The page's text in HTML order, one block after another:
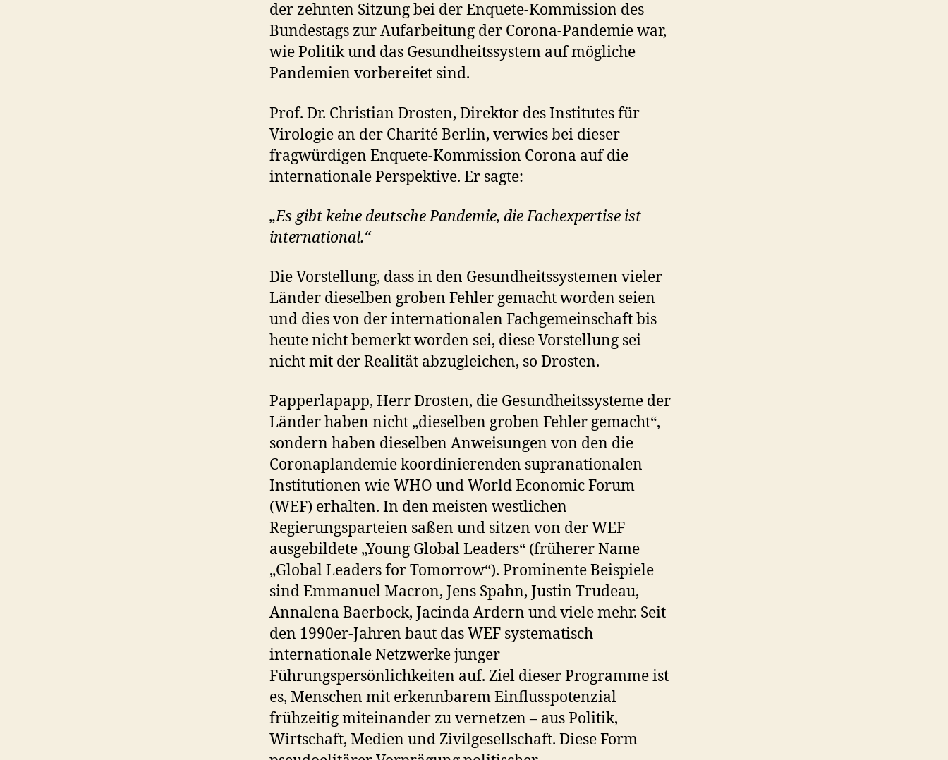
der zehnten Sitzung bei der Enquete-Kommission des
Bundestags zur Aufarbeitung der Corona-Pandemie war,
wie Politik und das Gesundheitssystem auf mögliche
Pandemien vorbereitet sind.
Prof. Dr. Christian Drosten, Direktor des Institutes für
Virologie an der Charité Berlin, verwies bei dieser
fragwürdigen Enquete-Kommission Corona auf die
internationale Perspektive. Er sagte:
„Es gibt keine deutsche Pandemie, die Fachexpertise ist
international.“
Die Vorstellung, dass in den Gesundheitssystemen vieler
Länder dieselben groben Fehler gemacht worden seien
und dies von der internationalen Fachgemeinschaft bis
heute nicht bemerkt worden sei, diese Vorstellung sei
nicht mit der Realität abzugleichen, so Drosten.
Papperlapapp, Herr Drosten, die Gesundheitssysteme der
Länder haben nicht „dieselben groben Fehler gemacht“,
sondern haben dieselben Anweisungen von den die
Coronaplandemie koordinierenden supranationalen
Institutionen wie WHO und World Economic Forum
(WEF) erhalten. In den meisten westlichen
Regierungsparteien saßen und sitzen von der WEF
ausgebildete „Young Global Leaders“ (früherer Name
„Global Leaders for Tomorrow“). Prominente Beispiele
sind Emmanuel Macron, Jens Spahn, Justin Trudeau,
Annalena Baerbock, Jacinda Ardern und viele mehr. Seit
den 1990er-Jahren baut das WEF systematisch
internationale Netzwerke junger
Führungspersönlichkeiten auf. Ziel dieser Programme ist
es, Menschen mit erkennbarem Einfluss­potenzial
frühzeitig miteinander zu vernetzen – aus Politik,
Wirtschaft, Medien und Zivilgesellschaft. Diese Form